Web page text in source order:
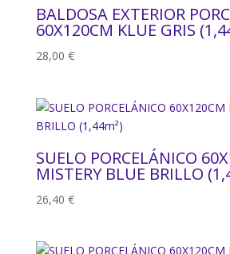
BALDOSA EXTERIOR
60X120CM KLUE GRIS
28,00 €
SUELO PORCELÁNICO
MISTERY BLUE BRILLO
26,40 €